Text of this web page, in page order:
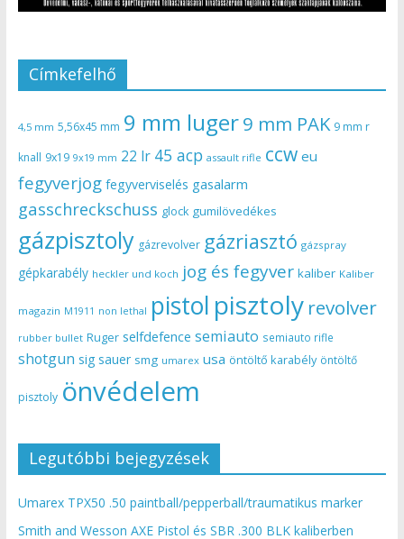
Címkefelhő
4,5 mm 5,56x45 mm 9 mm luger9 mm PAK 9 mm r
knall 9x19 9x19 mm 22 lr 45 acp assault rifle ccw eu
fegyverjog fegyverviselés gasalarm
gasschreckschuss glock gumilövedékes
gázpisztoly gázrevolver gázriasztó gázspray
gépkarabély heckler und koch jog és fegyver kaliber Kaliber
magazin M1911 non lethal pistol pisztoly revolver
rubber bullet Ruger selfdefence semiauto semiauto rifle
shotgun sig sauer smg umarex usa öntöltő karabély öntöltő
pisztoly önvédelem
Legutóbbi bejegyzések
Umarex TPX50 .50 paintball/pepperball/traumatikus marker
Smith and Wesson AXE Pistol és SBR .300 BLK kaliberben